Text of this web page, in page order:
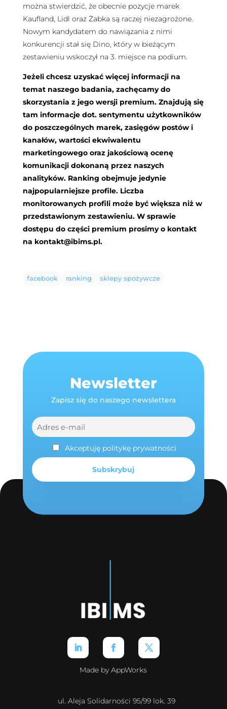
można stwierdzić, że obecnie pozycje marek
Kaufland, Lidl oraz Żabka są raczej niezagrożone.
Nowym kandydatem do nawiązania z nimi
konkurencji stał się Dino, który w bieżącym
zestawieniu wskoczył na 3. miejsce na podium.
Jeżeli chcesz uzyskać więcej informacji na
temat naszego badania, zachęcamy do
skorzystania z jego wersji premium. Znajdują się
tam informacje dot. sentymentu użytkowników
do poszczególnych marek, zasięgów postów i
kanałów, wartości ekwiwalentu
marketingowego oraz jakościową ocenę
komunikacji dokonaną przez naszych
analityków. Ranking obejmuje jedynie
najpopularniejsze profile. Liczba
monitorowanych profili może być większa niż w
przedstawionym zestawieniu. W sprawie
dostępu do części premium prosimy o kontakt
na kontakt@ibims.pl.
facebook ranking sklepy spożywcze
Newsletter
Zapisz się do naszego newslettera
Akceptuję politykę prywatności
Made by AppWorks
ul. Aleja Solidarności 95/99 lok. 39